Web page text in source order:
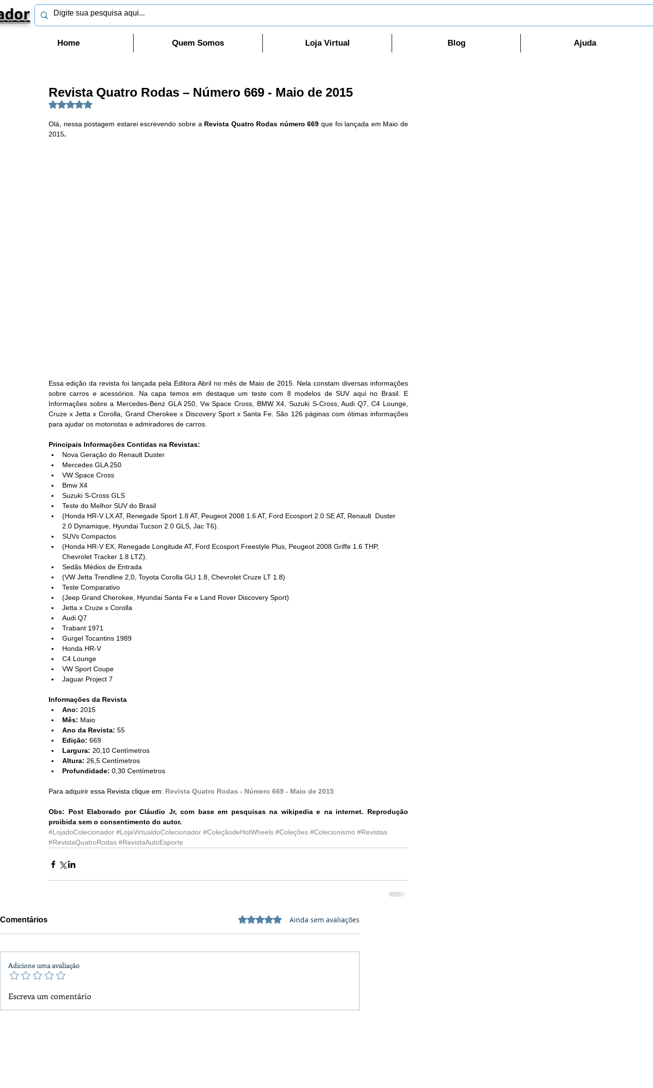
Home Quem Somos Loja Virtual Blog Ajuda
Revista Quatro Rodas – Número 669 - Maio de 2015
Avaliado com NaN de 5 estrelas.
Olá, nessa postagem estarei escrevendo sobre a Revista Quatro Rodas número 669 que foi lançada em Maio de
2015.
Essa edição da revista foi lançada pela Editora Abril no mês de Maio de 2015. Nela constam diversas informações
sobre carros e acessórios. Na capa temos em destaque um teste com 8 modelos de SUV aqui no Brasil. E
Informações sobre a Mercedes-Benz GLA 250, Vw Space Cross, BMW X4, Suzuki S-Cross, Audi Q7, C4 Lounge,
Cruze x Jetta x Corolla, Grand Cherokee x Discovery Sport x Santa Fe. São 126 páginas com ótimas informações
para ajudar os motoristas e admiradores de carros.
Principais Informações Contidas na Revistas:
Nova Geração do Renault Duster
Mercedes GLA 250
VW Space Cross
Bmw X4
Suzuki S-Cross GLS
Teste do Melhor SUV do Brasil
(Honda HR-V LX AT, Renegade Sport 1.8 AT, Peugeot 2008 1.6 AT, Ford Ecosport 2.0 SE AT, Renault  Duster
2.0 Dynamique, Hyundai Tucson 2.0 GLS, Jac T6).
SUVs Compactos
(Honda HR-V EX, Renegade Longitude AT, Ford Ecosport Freestyle Plus, Peugeot 2008 Griffe 1.6 THP,
Chevrolet Tracker 1.8 LTZ).
Sedãs Médios de Entrada
(VW Jetta Trendline 2,0, Toyota Corolla GLI 1.8, Chevrolet Cruze LT 1.8)
Teste Comparativo
(Jeep Grand Cherokee, Hyundai Santa Fe e Land Rover Discovery Sport)
Jetta x Cruze x Corolla
Audi Q7
Trabant 1971
Gurgel Tocantins 1989
Honda HR-V
C4 Lounge
VW Sport Coupe
Jaguar Project 7
Informações da Revista
Ano: 2015
Mês: Maio
Ano da Revista: 55
Edição: 669
Largura: 20,10 Centímetros
Altura: 26,5 Centímetros
Profundidade: 0,30 Centímetros
Para adquirir essa Revista clique em: Revista Quatro Rodas - Número 669 - Maio de 2015
Obs: Post Elaborado por Cláudio Jr, com base em pesquisas na wikipedia e na internet. Reprodução
proibida sem o consentimento do autor.
#LojadoColecionador #LojaVirtualdoColecionador #ColeçãodeHotWheels #Coleções #Colecionismo #Revistas
#RevistaQuatroRodas #RevistaAutoEsporte
Comentários Avaliado com 0 de 5 estrelas.
Ainda sem avaliações
Adicione uma avaliação
Escreva um comentário